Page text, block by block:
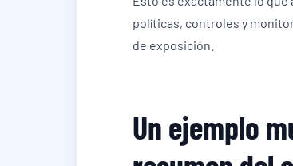
políticas, controles y
de exposición.
Un ejemplo